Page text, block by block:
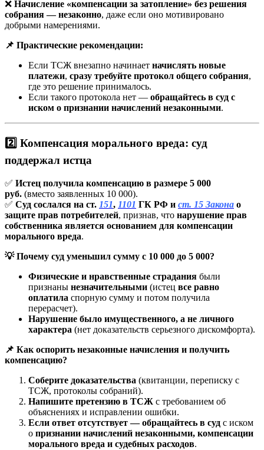
❌ Начисление «компенсации за затопление» без решения
собрания — незаконно, даже если оно мотивировано
добрыми намерениями.
📌 Практические рекомендации:
Если ТСЖ внезапно начинает начислять новые
платежи, сразу требуйте протокол общего собрания,
где это решение принималось.
Если такого протокола нет — обращайтесь в суд с
иском о признании начислений незаконными.
2️⃣ Компенсация морального вреда: суд
поддержал истца
✅ Истец получила компенсацию в размере 5 000
руб. (вместо заявленных 10 000).
✅ Суд сослался на ст. 151, 1101 ГК РФ и ст. 15 Закона о
защите прав потребителей, признав, что нарушение прав
собственника является основанием для компенсации
морального вреда.
💡 Почему суд уменьшил сумму с 10 000 до 5 000?
Физические и нравственные страдания были
признаны незначительными (истец все равно
оплатила спорную сумму и потом получила
перерасчет).
Нарушение было имущественного, а не личного
характера (нет доказательств серьезного дискомфорта).
📌 Как оспорить незаконные начисления и получить
компенсацию?
Соберите доказательства (квитанции, переписку с
ТСЖ, протоколы собраний).
Напишите претензию в ТСЖ с требованием об
объяснениях и исправлении ошибки.
Если ответ отсутствует — обращайтесь в суд с иском
о признании начислений незаконными, компенсации
морального вреда и судебных расходов.